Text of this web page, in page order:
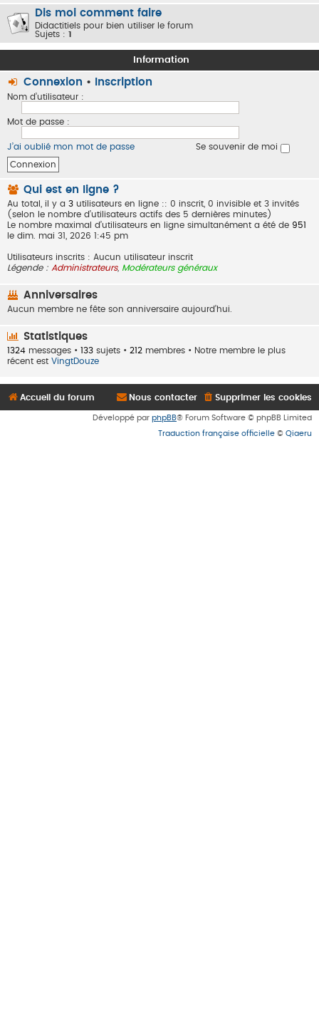
Dis moi comment faire
Didactitiels pour bien utiliser le forum
Sujets : 1
Information
Connexion • Inscription
Nom d’utilisateur :
Mot de passe :
J’ai oublié mon mot de passe Se souvenir de moi
Qui est en ligne ?
Au total, il y a 3 utilisateurs en ligne :: 0 inscrit, 0 invisible et 3 invités
(selon le nombre d’utilisateurs actifs des 5 dernières minutes)
Le nombre maximal d’utilisateurs en ligne simultanément a été de 951
le dim. mai 31, 2026 1:45 pm
Utilisateurs inscrits : Aucun utilisateur inscrit
Légende : Administrateurs, Modérateurs généraux
Anniversaires
Aucun membre ne fête son anniversaire aujourd’hui.
Statistiques
1324 messages • 133 sujets • 212 membres • Notre membre le plus
récent est VingtDouze
Accueil du forum Supprimer les cookies
Nous contacter
Développé par phpBB® Forum Software © phpBB Limited
Traduction française officielle © Qiaeru